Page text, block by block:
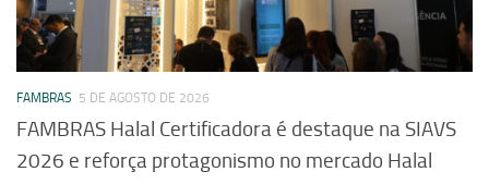
FAMBRAS 5 DE AGOSTO DE 2026
FAMBRAS Halal Certificadora é destaque na SIAVS
2026 e reforça protagonismo no mercado Halal